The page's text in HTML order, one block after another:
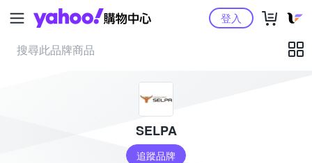
Yahoo購物中心登入
SELPA
追蹤品牌